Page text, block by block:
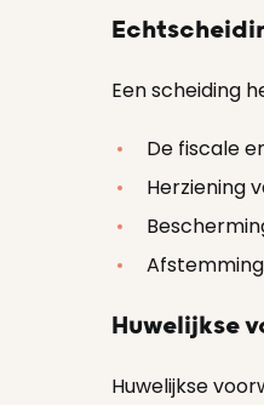
Een scheiding
De fiscale
Herziening
Huwelijkse
Huwelijkse